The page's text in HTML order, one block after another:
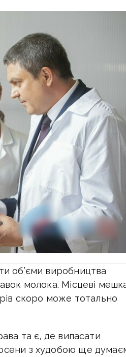
об’єми виробництва
молока. Місцеві
скоро може тотально
та є, де випасати
з худобою ще